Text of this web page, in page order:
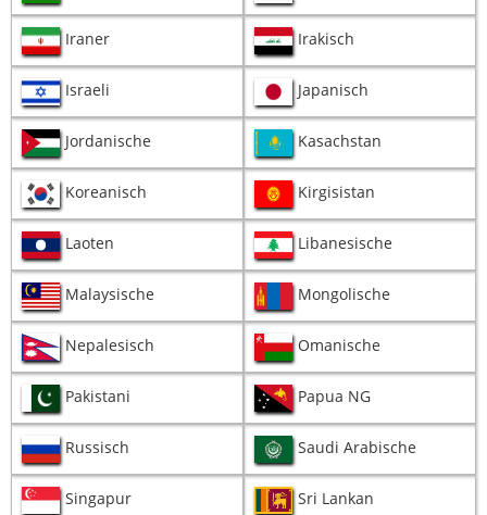
Iraner Irakisch
Israeli Japanisch
Jordanische Kasachstan
Koreanisch Kirgisistan
Laoten Libanesische
Malaysische Mongolische
Nepalesisch Omanische
Pakistani Papua NG
Russisch Saudi Arabische
Singapur Sri Lankan